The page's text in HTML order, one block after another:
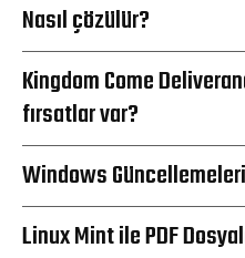
Nasıl çözülür?
Kingdom Come
fırsatlar var?
Windows
Linux Mint ile PDF